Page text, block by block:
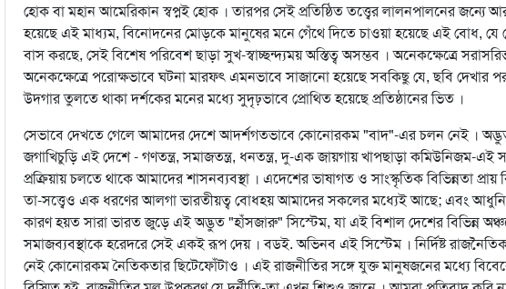
হোক বা মহান আমেরিকান স্বপ্নই হোক । তারপর সেই প্রতিষ্ঠিত তত্ত্বের লালনপালনের
হয়েছে এই মাধ্যম, বিনোদনের মোড়কে মানুষের মনে গেঁথে দিতে চাওয়া হয়েছে এই বোধ, যে
বাস করছে, সেই বিশেষ পরিবেশ ছাড়া সুখ-স্বাচ্ছন্দ্যময় অস্তিত্ব অসম্ভব । অনেকক্ষেত্রে
অনেকক্ষেত্রে পরোক্ষভাবে ঘটনা মারফৎ এমনভাবে সাজানো হয়েছে সবকিছু যে, ছবি দেখার পর
উদগার তুলতে থাকা দর্শকের মনের মধ্যে সুদৃঢ়ভাবে প্রোথিত হয়েছে প্রতিষ্ঠানের ভিত ।
সেভাবে দেখতে গেলে আমাদের দেশে আদর্শগতভাবে কোনোরকম "বাদ"-এর চলন নেই ।
জগাখিচুড়ি এই দেশে - গণতন্ত্র, সমাজতন্ত্র, ধনতন্ত্র, দু-এক জায়গায় খাপছাড়া কমিউনিজম-
প্রক্রিয়ায় চলতে থাকে আমাদের শাসনব্যবস্থা । এদেশের ভাষাগত ও সাংস্কৃতিক বিভিন্নতা
তা-সত্ত্বেও এক ধরণের আলগা ভারতীয়ত্ব বোধহয় আমাদের সকলের মধ্যেই আছে; এবং
কারণ হয়ত সারা ভারত জুড়ে এই অদ্ভুত "হাঁসজারু" সিস্টেম, যা এই বিশাল দেশের বিভিন্ন
সমাজব্যবস্থাকে হরেদরে সেই একই রূপ দেয় । বডই. অভিনব এই সিস্টেম । নির্দিষ্ট
নেই কোনোরকম নৈতিকতার ছিটেফোঁটাও । এই রাজনীতির সঙ্গে যুক্ত মানুষজনের মধ্যে